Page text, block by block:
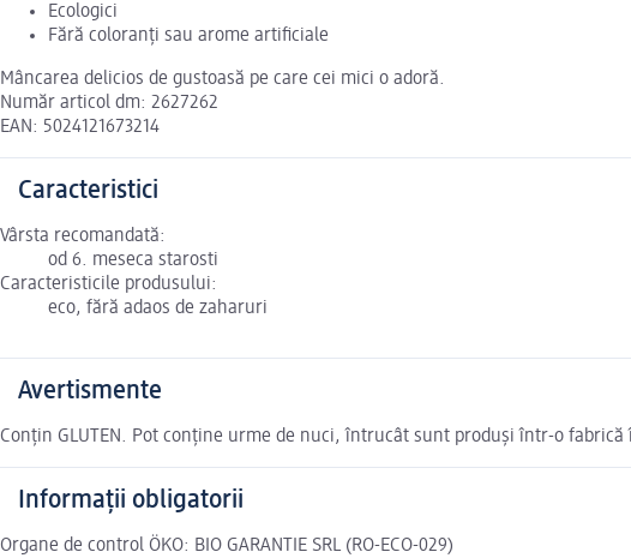
Ecologici
Fără coloranți sau arome artificiale
Mâncarea delicios de gustoasă pe care cei mici o adoră.
Număr articol dm: 2627262
EAN: 5024121673214
Caracteristici
Vârsta recomandată:
od 6. meseca starosti
Caracteristicile produsului:
eco, fără adaos de zaharuri
Avertismente
Conțin GLUTEN. Pot conține urme de nuci, întrucât sunt produși într-o
Informații obligatorii
Organe de control ÖKO: BIO GARANTIE SRL (RO-ECO-029)